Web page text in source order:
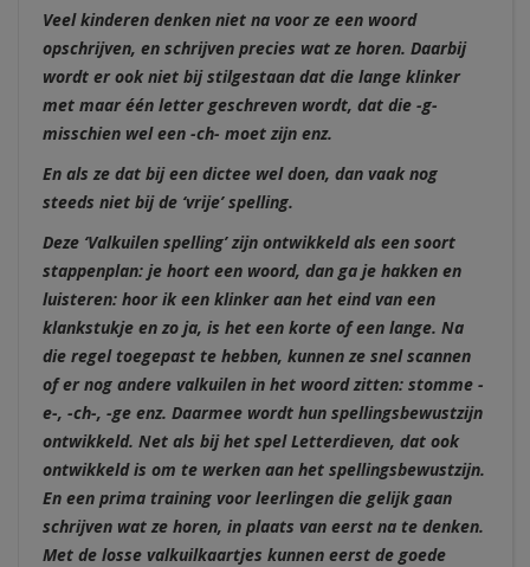
Veel kinderen denken niet na voor ze een woord
opschrijven, en schrijven precies wat ze horen. Daarbij
wordt er ook niet bij stilgestaan dat die lange klinker
met maar één letter geschreven wordt, dat die -g-
misschien wel een -ch- moet zijn enz.
En als ze dat bij een dictee wel doen, dan vaak nog
steeds niet bij de ‘vrije’ spelling.
Deze ‘Valkuilen spelling’ zijn ontwikkeld als een soort
stappenplan: je hoort een woord, dan ga je hakken en
luisteren: hoor ik een klinker aan het eind van een
klankstukje en zo ja, is het een korte of een lange. Na
die regel toegepast te hebben, kunnen ze snel scannen
of er nog andere valkuilen in het woord zitten: stomme -
e-, -ch-, -ge enz. Daarmee wordt hun spellingsbewustzijn
ontwikkeld. Net als bij het spel Letterdieven, dat ook
ontwikkeld is om te werken aan het spellingsbewustzijn.
En een prima training voor leerlingen die gelijk gaan
schrijven wat ze horen, in plaats van eerst na te denken.
Met de losse valkuilkaartjes kunnen eerst de goede